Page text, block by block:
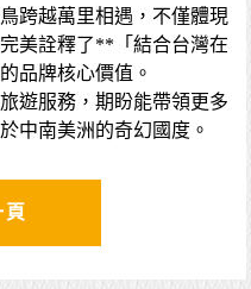
跨越萬里相遇，不僅體現
美詮釋了**「結合台灣在
品牌核心價值。
遊服務，期盼能帶領更多
中南美洲的奇幻國度。
頁